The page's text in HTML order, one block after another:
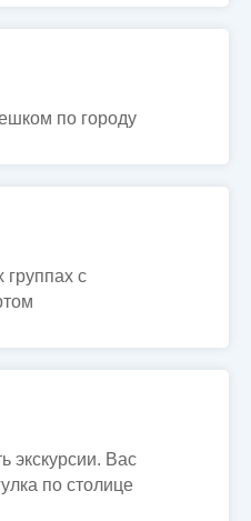
по городу
с
экскурсии. Вас
по столице